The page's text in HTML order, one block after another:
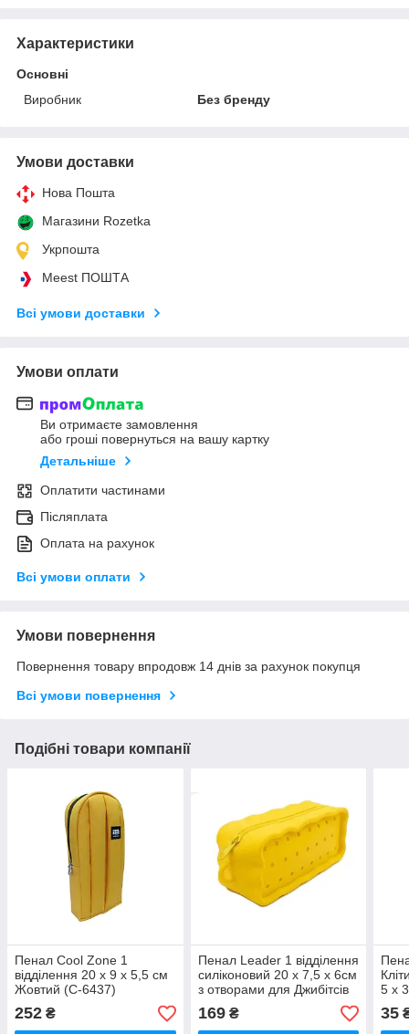
Характеристики
Основні
Виробник
Без бренду
Умови доставки
Нова Пошта
Магазини Rozetka
Укрпошта
Meest ПОШТА
Всі умови доставки
Умови оплати
Ви отримаєте замовлення
або гроші повернуться на вашу картку
Детальніше
Оплатити частинами
Післяплата
Оплата на рахунок
Всі умови оплати
Умови повернення
Повернення товару впродовж 14 днів за рахунок покупця
Всі умови повернення
Подібні товари компанії
Пенал Cool Zone 1
відділення 20 х 9 х 5,5 см
Жовтий (C-6437)
252 ₴
Пенал Leader 1 відділення
силіконовий 20 х 7,5 х 6см
з отворами для Джибітсів
169₴
5 х
35